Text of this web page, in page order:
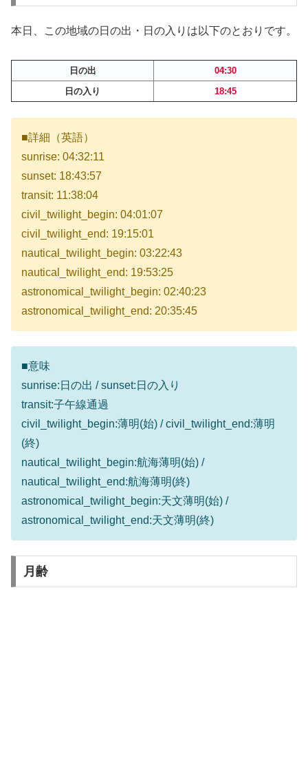
本日、この地域の日の出・日の入りは以下のとおりです。
日の出
04:30
日の入り
18:45
■詳細（英語）
sunrise: 04:32:11
sunset: 18:43:57
transit: 11:38:04
civil_twilight_begin: 04:01:07
civil_twilight_end: 19:15:01
nautical_twilight_begin: 03:22:43
nautical_twilight_end: 19:53:25
astronomical_twilight_begin: 02:40:23
astronomical_twilight_end: 20:35:45
■意味
sunrise:日の出 / sunset:日の入り
transit:子午線通過
civil_twilight_begin:薄明(始) / civil_twilight_end:薄明
(終)
nautical_twilight_begin:航海薄明(始) /
nautical_twilight_end:航海薄明(終)
astronomical_twilight_begin:天文薄明(始) /
astronomical_twilight_end:天文薄明(終)
月齢